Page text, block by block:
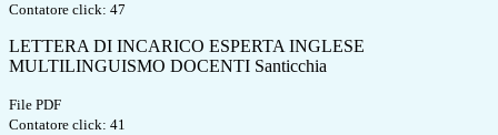
Contatore click: 47
LETTERA DI INCARICO ESPERTA INGLESE
MULTILINGUISMO DOCENTI Santicchia
File PDF
Contatore click: 41